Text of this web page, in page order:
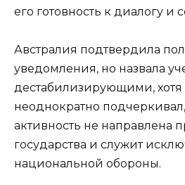
его готовность к диалогу и
Австралия подтвердила
уведомления, но назвала
дестабилизирующими, хотя
неоднократно
активность не направлена
государства и служит
национальной обороны.